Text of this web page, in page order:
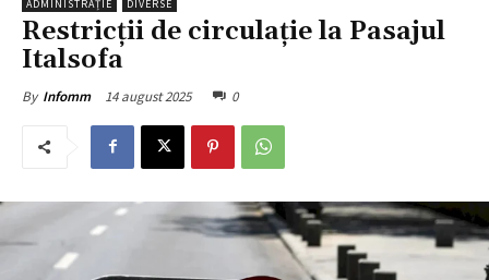
ADMINISTRAȚIE DIVERSE
Restricții de circulație la Pasajul
Italsofa
By Infomm 14 august 2025 0